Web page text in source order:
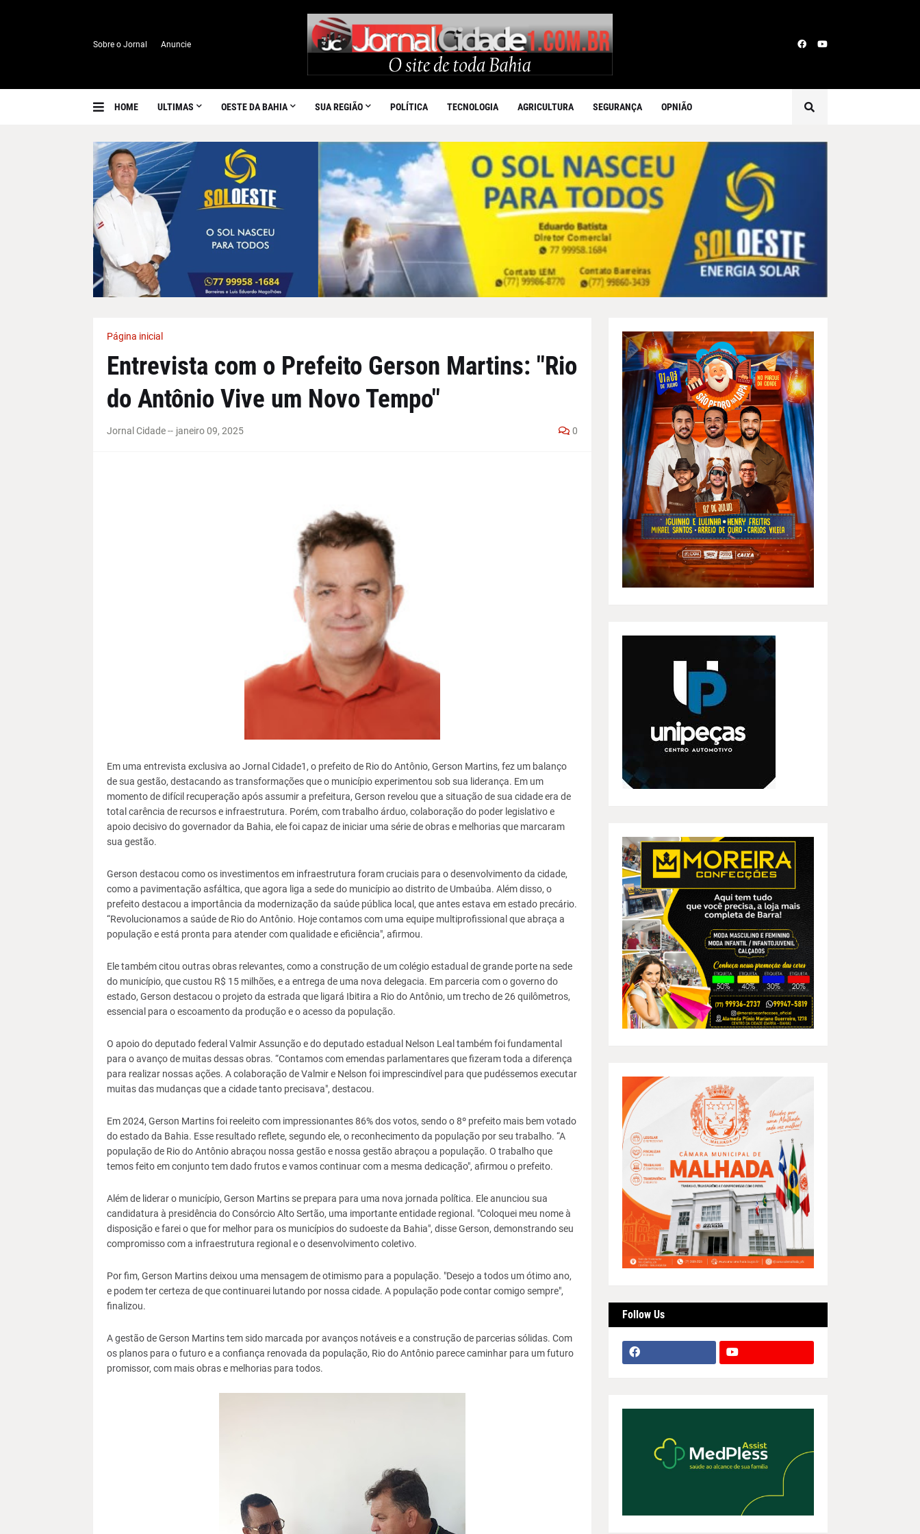
Sobre o Jornal Anuncie
HOME ULTIMAS OESTE DA BAHIA SUA REGIÃO POLÍTICA TECNOLOGIA AGRICULTURA SEGURANÇA OPNIÃO
Página inicial
Entrevista com o Prefeito Gerson Martins: "Rio
do Antônio Vive um Novo Tempo"
Jornal Cidade -- janeiro 09, 2025 0
Em uma entrevista exclusiva ao Jornal Cidade1, o prefeito de Rio do Antônio, Gerson Martins, fez um balanço
de sua gestão, destacando as transformações que o município experimentou sob sua liderança. Em um
momento de difícil recuperação após assumir a prefeitura, Gerson revelou que a situação de sua cidade era de
total carência de recursos e infraestrutura. Porém, com trabalho árduo, colaboração do poder legislativo e
apoio decisivo do governador da Bahia, ele foi capaz de iniciar uma série de obras e melhorias que marcaram
sua gestão.
Gerson destacou como os investimentos em infraestrutura foram cruciais para o desenvolvimento da cidade,
como a pavimentação asfáltica, que agora liga a sede do município ao distrito de Umbaúba. Além disso, o
prefeito destacou a importância da modernização da saúde pública local, que antes estava em estado precário.
“Revolucionamos a saúde de Rio do Antônio. Hoje contamos com uma equipe multiprofissional que abraça a
população e está pronta para atender com qualidade e eficiência", afirmou.
Ele também citou outras obras relevantes, como a construção de um colégio estadual de grande porte na sede
do município, que custou R$ 15 milhões, e a entrega de uma nova delegacia. Em parceria com o governo do
estado, Gerson destacou o projeto da estrada que ligará Ibitira a Rio do Antônio, um trecho de 26 quilômetros,
essencial para o escoamento da produção e o acesso da população.
O apoio do deputado federal Valmir Assunção e do deputado estadual Nelson Leal também foi fundamental
para o avanço de muitas dessas obras. “Contamos com emendas parlamentares que fizeram toda a diferença
para realizar nossas ações. A colaboração de Valmir e Nelson foi imprescindível para que pudéssemos executar
muitas das mudanças que a cidade tanto precisava", destacou.
Em 2024, Gerson Martins foi reeleito com impressionantes 86% dos votos, sendo o 8º prefeito mais bem votado
do estado da Bahia. Esse resultado reflete, segundo ele, o reconhecimento da população por seu trabalho. “A
população de Rio do Antônio abraçou nossa gestão e nossa gestão abraçou a população. O trabalho que
temos feito em conjunto tem dado frutos e vamos continuar com a mesma dedicação", afirmou o prefeito.
Além de liderar o município, Gerson Martins se prepara para uma nova jornada política. Ele anunciou sua
candidatura à presidência do Consórcio Alto Sertão, uma importante entidade regional. "Coloquei meu nome à
disposição e farei o que for melhor para os municípios do sudoeste da Bahia", disse Gerson, demonstrando seu
compromisso com a infraestrutura regional e o desenvolvimento coletivo.
Por fim, Gerson Martins deixou uma mensagem de otimismo para a população. "Desejo a todos um ótimo ano,
e podem ter certeza de que continuarei lutando por nossa cidade. A população pode contar comigo sempre",
finalizou.
A gestão de Gerson Martins tem sido marcada por avanços notáveis e a construção de parcerias sólidas. Com
os planos para o futuro e a confiança renovada da população, Rio do Antônio parece caminhar para um futuro
promissor, com mais obras e melhorias para todos.
Follow Us